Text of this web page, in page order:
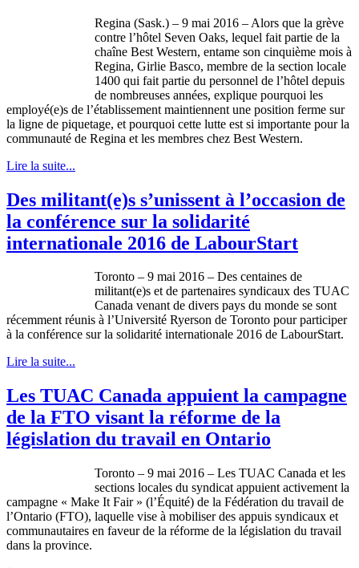
Regina (Sask.) – 9 mai 2016 – Alors que la grève
contre l’hôtel Seven Oaks, lequel fait partie de la
chaîne Best Western, entame son cinquième mois à
Regina, Girlie Basco, membre de la section locale
1400 qui fait partie du personnel de l’hôtel depuis
de nombreuses années, explique pourquoi les
employé(e)s de l’établissement maintiennent une position ferme sur
la ligne de piquetage, et pourquoi cette lutte est si importante pour la
communauté de Regina et les membres chez Best Western.
Lire la suite...
Des militant(e)s s’unissent à l’occasion de
la conférence sur la solidarité
internationale 2016 de LabourStart
Toronto – 9 mai 2016 – Des centaines de
militant(e)s et de partenaires syndicaux des TUAC
Canada venant de divers pays du monde se sont
récemment réunis à l’Université Ryerson de Toronto pour participer
à la conférence sur la solidarité internationale 2016 de LabourStart.
Lire la suite...
Les TUAC Canada appuient la campagne
de la FTO visant la réforme de la
législation du travail en Ontario
Toronto – 9 mai 2016 – Les TUAC Canada et les
sections locales du syndicat appuient activement la
campagne « Make It Fair » (l’Équité) de la Fédération du travail de
l’Ontario (FTO), laquelle vise à mobiliser des appuis syndicaux et
communautaires en faveur de la réforme de la législation du travail
dans la province.